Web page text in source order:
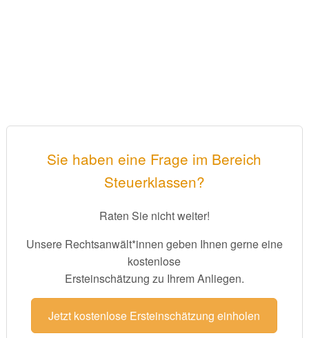
Sie haben eine Frage im Bereich
Steuerklassen?
Raten Sie nicht weiter!
Unsere Rechtsanwält*innen geben Ihnen gerne eine
kostenlose
Ersteinschätzung zu Ihrem Anliegen.
Jetzt kostenlose Ersteinschätzung einholen